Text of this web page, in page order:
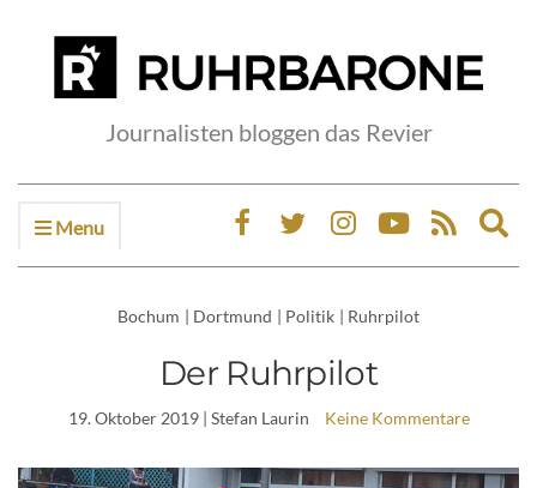
Journalisten bloggen das Revier
Menu
Bochum | Dortmund | Politik | Ruhrpilot
Der Ruhrpilot
19. Oktober 2019| Stefan Laurin Keine Kommentare